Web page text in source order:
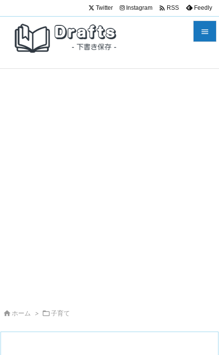

Twitter Instagram  RSS Feedly
 ホーム > 子育て